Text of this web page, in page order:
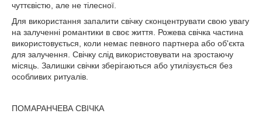
чуттєвістю, але не тілесної.
Для використання запалити свічку сконцентрувати свою увагу
на залученні романтики в своє життя. Рожева свічка частина
використовується, коли немає певного партнера або об'єкта
для залучення. Свічку слід використовувати на зростаючу
місяць. Залишки свічки зберігаються або утилізується без
особливих ритуалів.
ПОМАРАНЧЕВА СВІЧКА